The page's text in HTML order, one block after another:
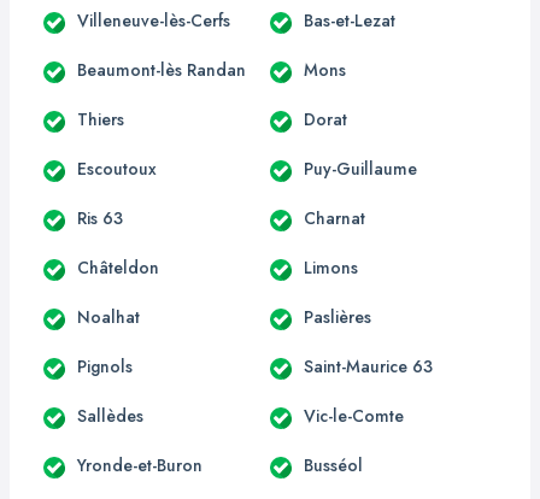
Villeneuve-lès-Cerfs Bas-et-Lezat
Beaumont-lès Randan Mons
Thiers Dorat
Escoutoux Puy-Guillaume
Ris 63 Charnat
Châteldon Limons
Noalhat Paslières
Pignols Saint-Maurice 63
Sallèdes Vic-le-Comte
Yronde-et-Buron Busséol